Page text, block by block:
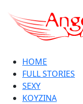
content
Primary
Menu
HOME
FULL STORIES
SEXY
ΚΟΥΖΙΝΑ